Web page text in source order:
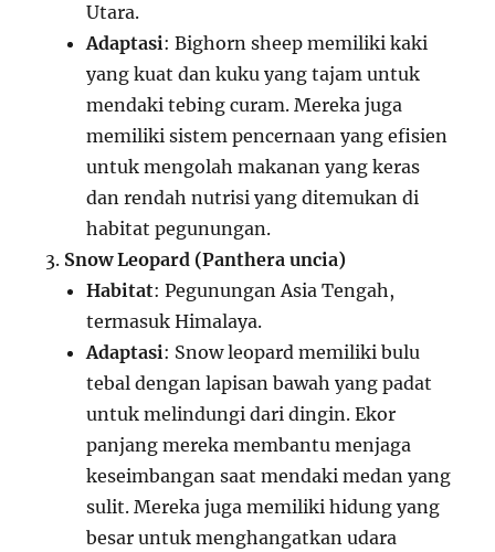
Utara.
Adaptasi: Bighorn sheep memiliki kaki
yang kuat dan kuku yang tajam untuk
mendaki tebing curam. Mereka juga
memiliki sistem pencernaan yang efisien
untuk mengolah makanan yang keras
dan rendah nutrisi yang ditemukan di
habitat pegunungan.
Snow Leopard (Panthera uncia)
Habitat: Pegunungan Asia Tengah,
termasuk Himalaya.
Adaptasi: Snow leopard memiliki bulu
tebal dengan lapisan bawah yang padat
untuk melindungi dari dingin. Ekor
panjang mereka membantu menjaga
keseimbangan saat mendaki medan yang
sulit. Mereka juga memiliki hidung yang
besar untuk menghangatkan udara